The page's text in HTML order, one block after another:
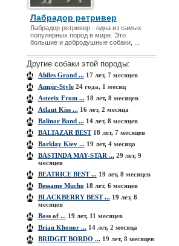
Лабрадор ретривер
Лабрадор ретривер - одна из самых
популярных пород в мире. Это
большие и добродушные собаки, ...
Другие собаки этой породы:
Ahiles Grand ...17 лет, 7 месяцев
Ampir-Style24 года, 1 месяц
Asterix From ...18 лет, 8 месяцев
Atlant Kiss ...16 лет, 2 месяца
Balinor Band ...14 лет, 8 месяцев
BALTAZAR BEST18 лет, 7 месяцев
Barklay Kiev ...19 лет, 4 месяца
BASTINDA MAY-STAR ...29 лет, 9
месяцев
BEATRICE BEST ...19 лет, 8 месяцев
Bessame Mucho 18 лет, 6 месяцев
BLACKBERRY BEST ...19 лет, 8
месяцев
Boss of ...19 лет, 11 месяцев
Brian Khonor ...14 лет, 2 месяца
BRIDGIT BORDO ...19 лет, 8 месяцев